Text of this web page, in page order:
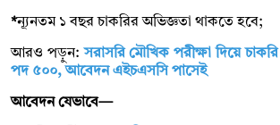
*ন্যূনতম ১ বছর চাকরির অভিজ্ঞতা থাকতে হবে;
আরও পড়ুন:সরাসরি মৌখিক পরীক্ষা দিয়ে
পদ ৫০০, আবেদন এইচএসসি পাসেই
আবেদন যেভাবে—